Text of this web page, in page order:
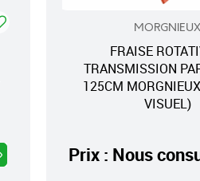
MORGNIEUX
FRAISE
TRANSMISSION
125CM
VISUEL)
Prix : Nous